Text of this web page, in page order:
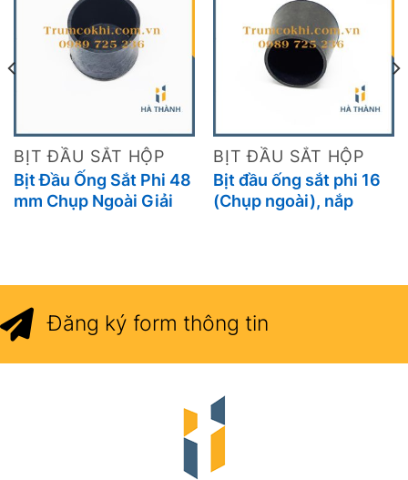
BỊT ĐẦU SẮT HỘP
Bịt Đầu Ống Sắt Phi 48
mm Chụp Ngoài Giải
BỊT ĐẦU SẮT HỘP
Bịt đầu ống sắt phi 16
(Chụp ngoài), nắp
Đăng ký form thông tin